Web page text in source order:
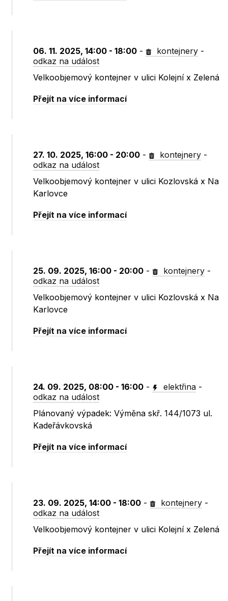
06. 11. 2025, 14:00 - 18:00 - kontejnery -
odkaz na událost
Velkoobjemový kontejner v ulici Kolejní x Zelená
Přejít na více informací
27. 10. 2025, 16:00 - 20:00 - kontejnery -
odkaz na událost
Velkoobjemový kontejner v ulici Kozlovská x Na
Karlovce
Přejít na více informací
25. 09. 2025, 16:00 - 20:00 - kontejnery -
odkaz na událost
Velkoobjemový kontejner v ulici Kozlovská x Na
Karlovce
Přejít na více informací
24. 09. 2025, 08:00 - 16:00 - elektřina -
odkaz na událost
Plánovaný výpadek: Výměna skř. 144/1073 ul.
Kadeřávkovská
Přejít na více informací
23. 09. 2025, 14:00 - 18:00 - kontejnery -
odkaz na událost
Velkoobjemový kontejner v ulici Kolejní x Zelená
Přejít na více informací